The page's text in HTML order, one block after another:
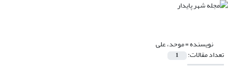
نویسنده =موحد، علی
تعداد مقالات: 1